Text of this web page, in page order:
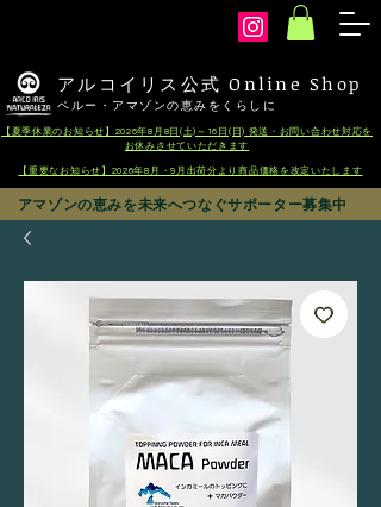
アルコイリス公式 Online Shop
ペルー・アマゾンの恵みをくらしに
【夏季休業のお知らせ】2026年8月8日(土)～16日(日) 発送・お問い合わせ対応を
お休みさせていただきます
【重要なお知らせ】2026年8月・9月出荷分より商品価格を改定いたします
アマゾンの恵みを未来へつなぐサポーター募集中